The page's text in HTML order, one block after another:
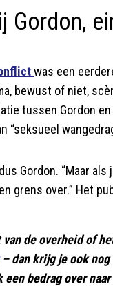
Gordon,
was een
bewust of niet,
tussen Gordon
“seksueel
Gordon. “Maar
grens over.” Het
de overheid of
– dan krijg je ook nog
bedrag over